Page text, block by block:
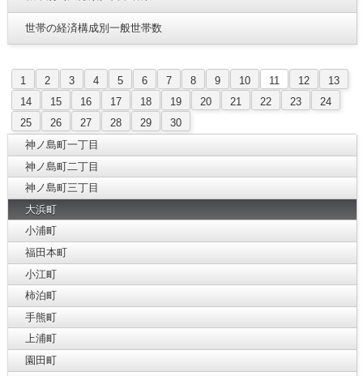
世帯の経済構成別一般世帯数
1 2 3 4 5 6 7 8 9 10 11 12
13
14
15 16 17 18 19 20 21 22 23
24
25
26 27 28 29
30
神ノ島町一丁目
神ノ島町二丁目
神ノ島町三丁目
大浜町
小浦町
福田本町
小江町
柿泊町
手熊町
上浦町
園田町